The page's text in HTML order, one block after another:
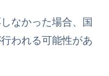
なかった場合、国
われる可能性があ